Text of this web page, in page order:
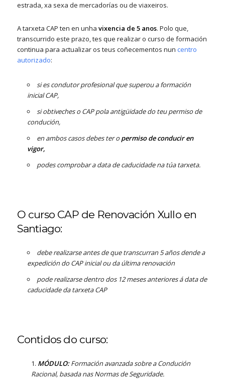
estrada, xa sexa de mercadorías ou de viaxeiros.
A tarxeta CAP ten en unha vixencia de 5 anos. Polo que,
transcurrido este prazo, tes que realizar o curso de formación
continua para actualizar os teus coñecementos nun centro
autorizado:
si es condutor profesional que superou a formación
inicial CAP,
si obtiveches o CAP pola antigüidade do teu permiso de
condución,
en ambos casos debes ter opermiso de conducir en
vigor,
podes comprobar a data de caducidade na túa tarxeta.
O curso CAP de Renovación Xullo en
Santiago:
debe realizarse antes de que transcurran 5 años dende a
expedición do CAP inicial ou da última renovación
pode realizarse dentro dos 12 meses anteriores á data de
caducidade da tarxeta CAP
Contidos do curso:
MÓDULO:Formación avanzada sobre a Condución
Racional, basada nas Normas de Seguridade.